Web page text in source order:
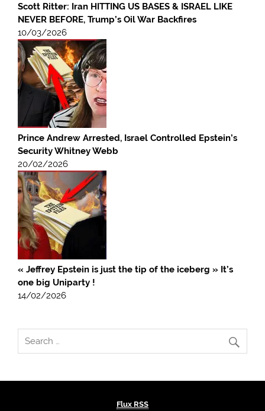
Scott Ritter: Iran HITTING US BASES & ISRAEL LIKE
NEVER BEFORE, Trump’s Oil War Backfires
10/03/2026
Prince Andrew Arrested, Israel Controlled Epstein’s
Security Whitney Webb
20/02/2026
« Jeffrey Epstein is just the tip of the iceberg » It’s
one big Uniparty !
14/02/2026
Flux RSS